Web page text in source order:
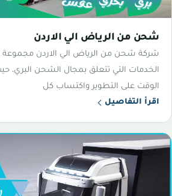
شحن من الرياض الي الاردن
شركة شحن من الرياض الي الاردن مجموعة
الخدمات التي تتعلق بمجال الشحن البري،
الوقت على التطوير واكتساب كل
اقرأ التفاصيل